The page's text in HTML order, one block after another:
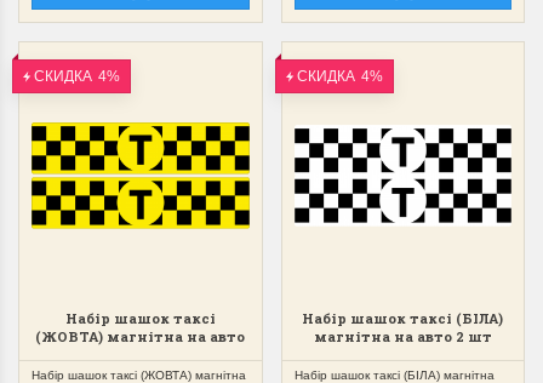
СКИДКА 4%
Набір шашок таксі
(ЖОВТА) магнітна на авто
Набір шашок таксі (ЖОВТА) магнітна
СКИДКА 4%
Набір шашок таксі (БІЛА)
магнітна на авто 2 шт
Набір шашок таксі (БІЛА) магнітна